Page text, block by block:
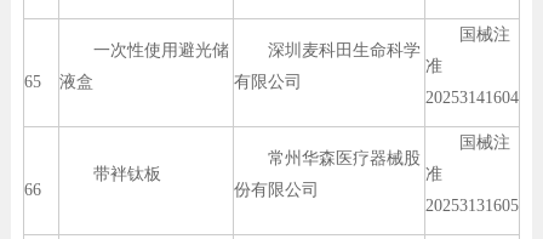
65
一次性使用避光储
液盒
深圳麦科田生命科学
有限公司
国械注
准
20253141604
66
带袢钛板
常州华森医疗器械股
份有限公司
国械注
准
20253131605